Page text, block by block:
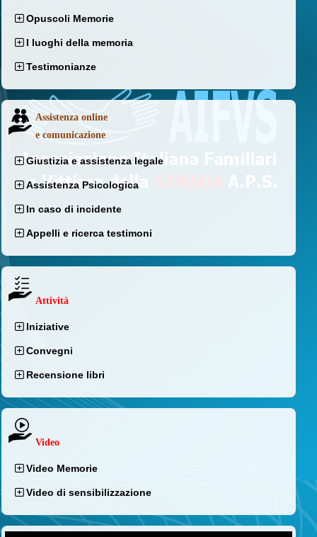
Opuscoli Memorie
I luoghi della memoria
Testimonianze
Assistenza online
e comunicazione
Giustizia e assistenza legale
Assistenza Psicologica
In caso di incidente
Appelli e ricerca testimoni
Attività
Iniziative
Convegni
Recensione libri
Video
Video Memorie
Video di sensibilizzazione